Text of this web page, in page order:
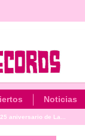
Noticias
aniversario de La...